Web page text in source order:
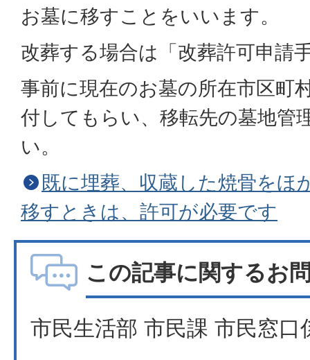
お墓に移すことをいいます。
改葬する場合は「改葬許可申請
事前に現在のお墓の所在市区町
付してもらい、移転先の墓地管
い。
既に埋葬、収蔵した焼骨をほ
移すときは、許可が必要です
この記事に関するお
市民生活部 市民課 市民窓口